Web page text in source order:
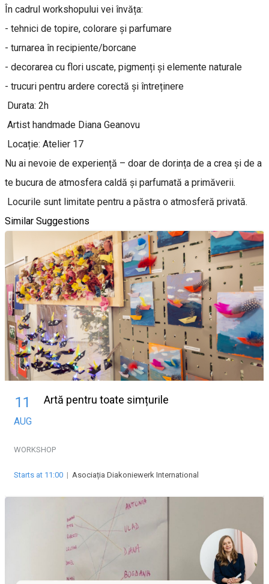
În cadrul workshopului vei învăța:
- tehnici de topire, colorare și parfumare
- turnarea în recipiente/borcane
- decorarea cu flori uscate, pigmenți și elemente naturale
- trucuri pentru ardere corectă și întreținere
Durata: 2h
Artist handmade Diana Geanovu
Locație: Atelier 17
Nu ai nevoie de experiență – doar de dorința de a crea și de a
te bucura de atmosfera caldă și parfumată a primăverii.
Locurile sunt limitate pentru a păstra o atmosferă privată.
Similar Suggestions
11
AUG
Artă pentru toate simțurile
WORKSHOP
Starts at 11:00 | Asociația Diakoniewerk International